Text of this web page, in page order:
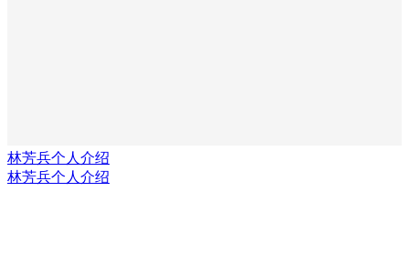
林芳兵个人介绍
林芳兵个人介绍